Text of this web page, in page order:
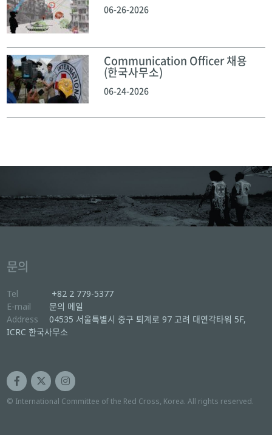
06-26-2026
Communication Officer 채용
(한국사무소)
06-24-2026
문의
Tel
+82 2 779-5377
E-mail
문의 메일
Address
04535 서울특별시 중구 퇴계로 97 고려 대연각타워 5F,
ICRC 한국사무소
© International Committee of the Red Cross, Korea. All rights reserved.